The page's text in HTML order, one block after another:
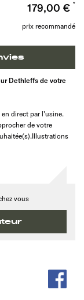
179,00 €
prix recommandé
Dethleffs de votre
direct par l'usine.
de votre
vous